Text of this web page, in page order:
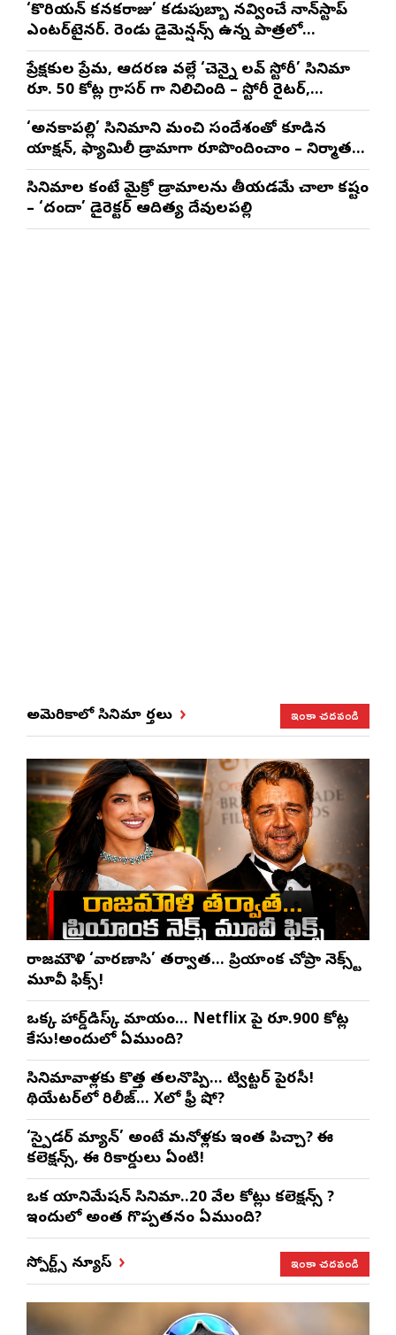
‘కొరియన్ కనకరాజు’ కడుపుబ్బా నవ్వించే నాన్‌స్టాప్
ఎంటర్‌టైనర్. రెండు డైమెన్షన్స్ ఉన్న పాత్రలో
నటించడం చాలా సంతృప్తినిచ్చింది : వరుణ్ తేజ్
ప్రేక్షకుల ప్రేమ, ఆదరణ వల్లే ‘చెన్నై లవ్ స్టోరీ’ సినిమా
రూ. 50 కోట్ల గ్రాసర్ గా నిలిచింది – స్టోరీ రైటర్,
ప్రొడ్యూసర్ సాయి రాజేష్
‘అనకాపల్లి’ సినిమాని మంచి సందేశంతో కూడిన
యాక్షన్, ఫ్యామిలీ డ్రామాగా రూపొందించాం – నిర్మాతలు
త్రినాథరావు నక్కిన, కాండ్రేగుల నాయుడు
సినిమాల కంటే మైక్రో డ్రామాలను తీయడమే చాలా కష్టం
– ‘దందా’ డైరెక్ట‌ర్ ఆదిత్య దేవులపల్లి
అమెరికాలో సినిమా వార్తలు ఇంకా చదవండి
రాజమౌళి ‘వారణాసి’ తర్వాత… ప్రియాంక చోప్రా నెక్స్ట్
మూవీ ఫిక్స్!
ఒక్క హార్డ్‌డిస్క్ మాయం… Netflix పై రూ.900 కోట్ల
కేసు!అందులో ఏముంది?
సినిమావాళ్లకు కొత్త తలనొప్పి… ట్విట్టర్ పైరసీ!
థియేటర్‌లో రిలీజ్… Xలో ఫ్రీ షో?
‘స్పైడర్ మ్యాన్’ అంటే మనోళ్లకు ఇంత పిచ్చా? ఈ
కలెక్షన్స్, ఈ రికార్డులు ఏంటి!
ఒక యానిమేషన్ సినిమా..20 వేల కోట్లు కలెక్షన్స్ ?
ఇందులో అంత గొప్పతనం ఏముంది?
స్పోర్ట్స్ న్యూస్ ఇంకా చదవండి